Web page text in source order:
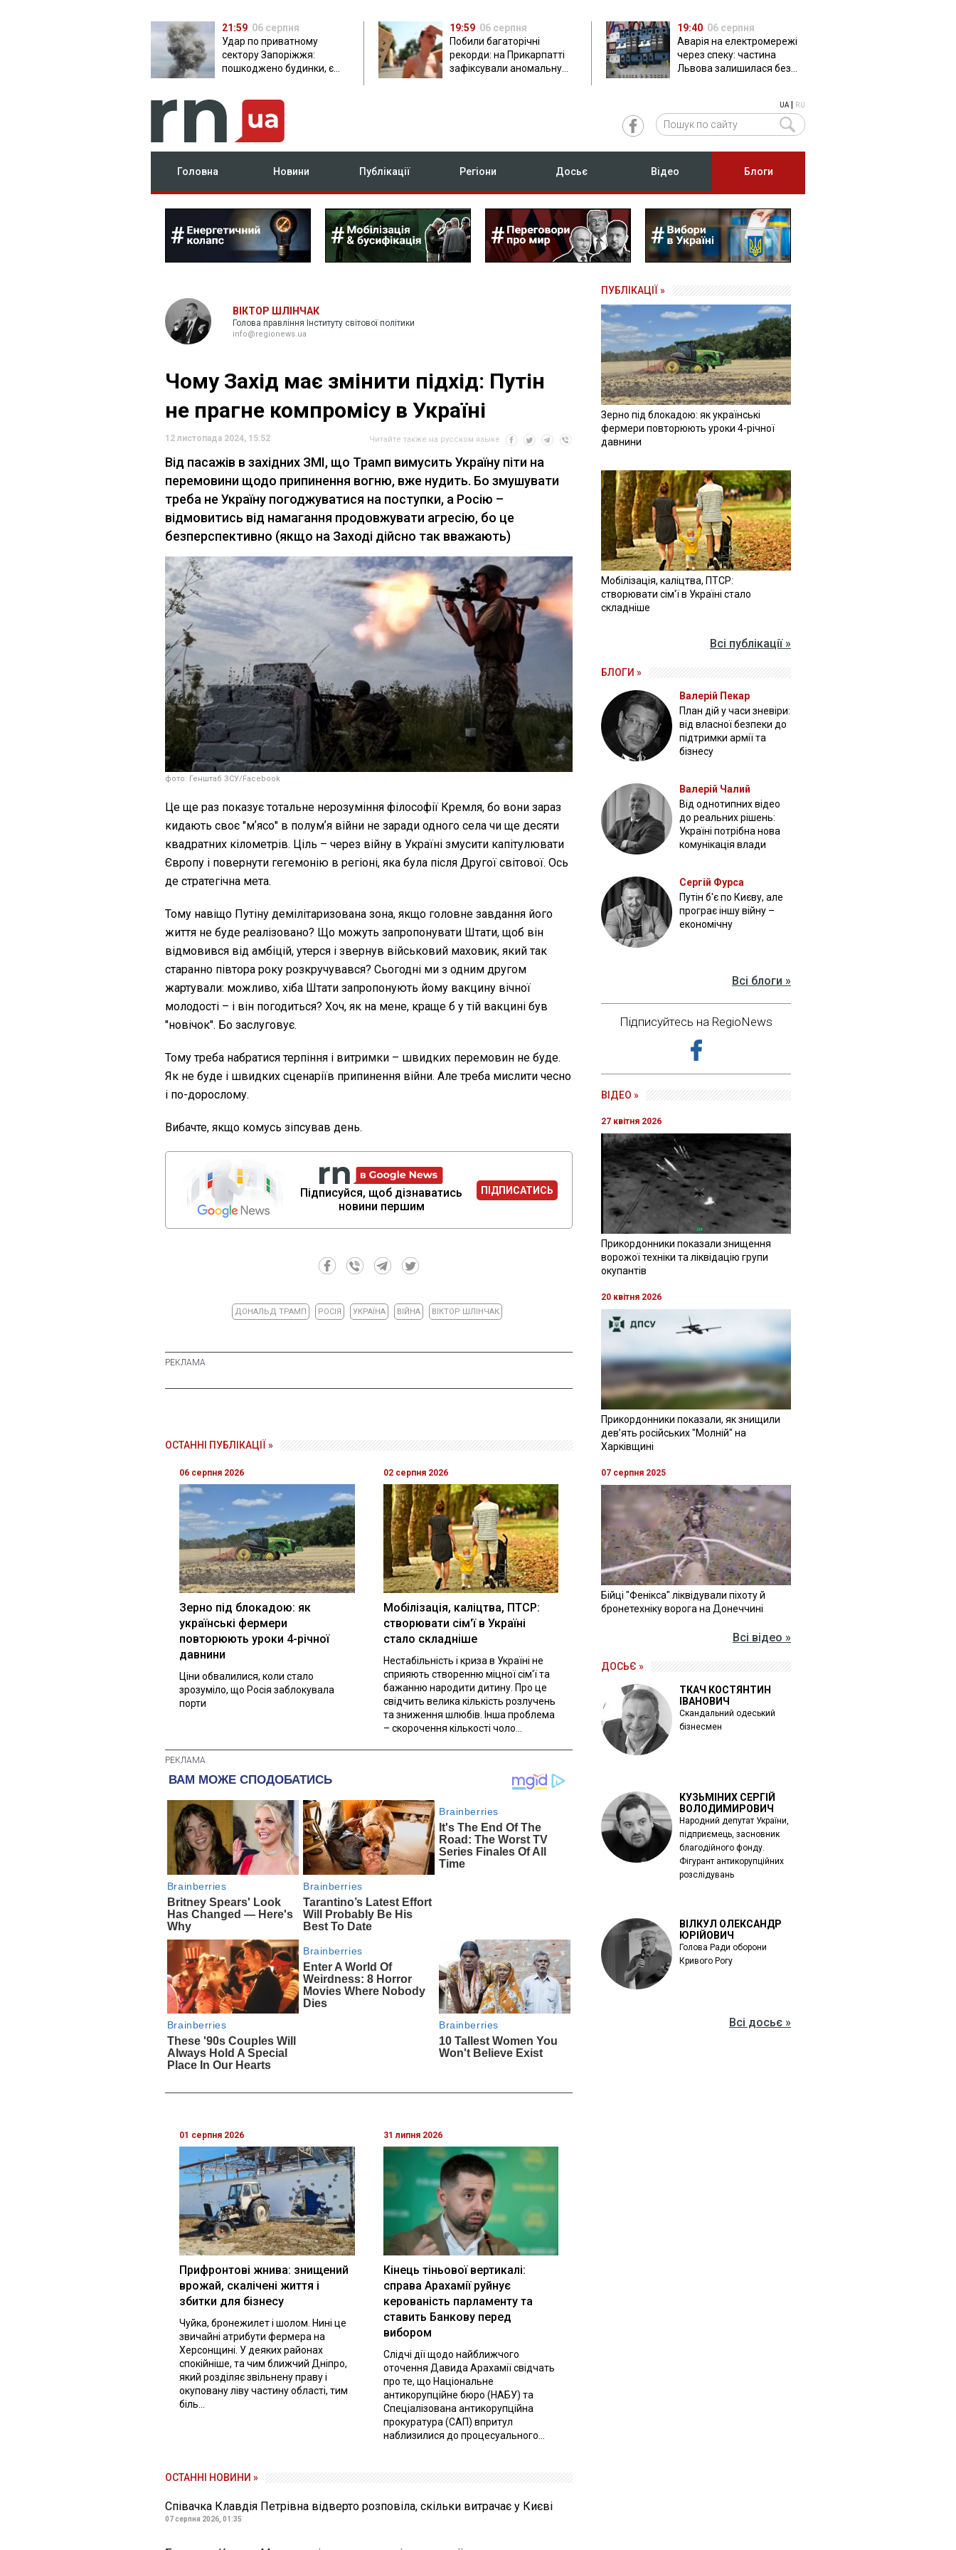
21:59 06 серпня
Удар по приватному
сектору Запоріжжя:
пошкоджено будинки, є
19:59 06 серпня
Побили багаторічні
рекорди: на Прикарпатті
зафіксували аномальну
19:40 06 серпня
Аварія на електромережі
через спеку: частина
Львова залишилася без
UA| RU
Головна Новини Публікації Регіони Досьє Відео Блоги
ВІКТОР ШЛІНЧАК
Голова правління Інституту світової політики
info@regionews.ua
Чому Захід має змінити підхід: Путін
не прагне компромісу в Україні
12 листопада 2024, 15:52 Читайте также на русском языке
Від пасажів в західних ЗМІ, що Трамп вимусить Україну піти на
перемовини щодо припинення вогню, вже нудить. Бо змушувати
треба не Україну погоджуватися на поступки, а Росію –
відмовитись від намагання продовжувати агресію, бо це
безперспективно (якщо на Заході дійсно так вважають)
фото: Генштаб ЗСУ/Facebook
Це ще раз показує тотальне нерозуміння філософії Кремля, бо вони зараз
кидають своє "мʼясо" в полумʼя війни не заради одного села чи ще десяти
квадратних кілометрів. Ціль – через війну в Україні змусити капітулювати
Європу і повернути гегемонію в регіоні, яка була після Другої світової. Ось
де стратегічна мета.
Тому навіщо Путіну демілітаризована зона, якщо головне завдання його
життя не буде реалізовано? Що можуть запропонувати Штати, щоб він
відмовився від амбіцій, утерся і звернув військовий маховик, який так
старанно півтора року розкручувався? Сьогодні ми з одним другом
жартували: можливо, хіба Штати запропонують йому вакцину вічної
молодості – і він погодиться? Хоч, як на мене, краще б у тій вакцині був
"новічок". Бо заслуговує.
Тому треба набратися терпіння і витримки – швидких перемовин не буде.
Як не буде і швидких сценаріїв припинення війни. Але треба мислити чесно
і по-дорослому.
Вибачте, якщо комусь зіпсував день.
Підписуйся, щоб дізнаватись
новини першим
ПІДПИСАТИСЬ
ДОНАЛЬД ТРАМП РОСІЯ УКРАЇНА ВІЙНА ВІКТОР ШЛІНЧАК
ОСТАННІ ПУБЛІКАЦІЇ »
06 серпня 2026
Зерно під блокадою: як
українські фермери
повторюють уроки 4-річної
давнини
Ціни обвалилися, коли стало
зрозуміло, що Росія заблокувала
порти
02 серпня 2026
Мобілізація, каліцтва, ПТСР:
створювати сім'ї в Україні
стало складніше
Нестабільність і криза в Україні не
сприяють створенню міцної сім'ї та
бажанню народити дитину. Про це
свідчить велика кількість розлучень
та зниження шлюбів. Інша проблема
– скорочення кількості чоло...
01 серпня 2026
Прифронтові жнива: знищений
врожай, скалічені життя і
збитки для бізнесу
Чуйка, бронежилет і шолом. Нині це
звичайні атрибути фермера на
Херсонщині. У деяких районах
спокійніше, та чим ближчий Дніпро,
який розділяє звільнену праву і
окуповану ліву частину області, тим
біль...
31 липня 2026
Кінець тіньової вертикалі:
справа Арахамії руйнує
керованість парламенту та
ставить Банкову перед
вибором
Слідчі дії щодо найближчого
оточення Давида Арахамії свідчать
про те, що Національне
антикорупційне бюро (НАБУ) та
Спеціалізована антикорупційна
прокуратура (САП) впритул
наблизилися до процесуального...
ОСТАННІ НОВИНИ »
Співачка Клавдія Петрівна відверто розповіла, скільки витрачає у Києві
07 серпня 2026, 01:35
ПУБЛІКАЦІЇ »
Зерно під блокадою: як українські
фермери повторюють уроки 4-річної
давнини
Мобілізація, каліцтва, ПТСР:
створювати сім'ї в Україні стало
складніше
Всі публікації »
БЛОГИ »
Валерій Пекар
План дій у часи зневіри:
від власної безпеки до
підтримки армії та
бізнесу
Валерій Чалий
Від однотипних відео
до реальних рішень:
Україні потрібна нова
комунікація влади
Сергій Фурса
Путін б'є по Києву, але
програє іншу війну –
економічну
Всі блоги »
Підписуйтесь на RegioNews
ВІДЕО »
27 квітня 2026
Прикордонники показали знищення
ворожої техніки та ліквідацію групи
окупантів
20 квітня 2026
Прикордонники показали, як знищили
девʼять російських "Молній" на
Харківщині
07 серпня 2025
Бійці "Фенікса" ліквідували піхоту й
бронетехніку ворога на Донеччині
Всі відео »
ДОСЬЄ »
ТКАЧ КОСТЯНТИН
ІВАНОВИЧ
Скандальний одеський
бізнесмен
КУЗЬМІНИХ СЕРГІЙ
ВОЛОДИМИРОВИЧ
Народний депутат України,
підприємець, засновник
благодійного фонду.
Фігурант антикорупційних
розслідувань
ВІЛКУЛ ОЛЕКСАНДР
ЮРІЙОВИЧ
Голова Ради оборони
Кривого Рогу
Всі досьє »